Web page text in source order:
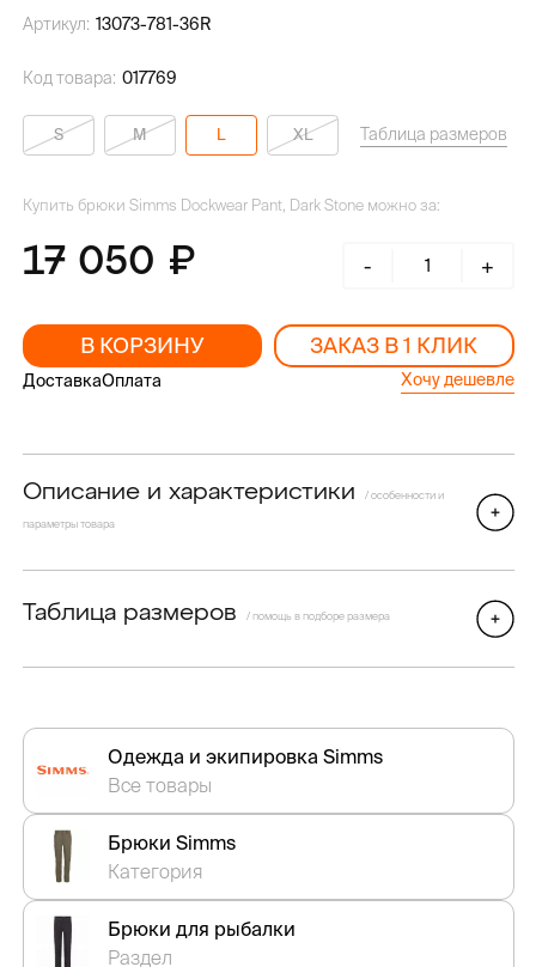
Артикул: 13073-781-36R
Код товара: 017769
S M L XL Таблица размеров
Купить брюки Simms Dockwear Pant, Dark Stone можно за:
17 050 - +
В КОРЗИНУ ЗАКАЗ В 1 КЛИК
ДоставкаОплата Хочу дешевле
Описание и характеристики / особенности и
параметры товара
Таблица размеров / помощь в подборе размера
Одежда и экипировка Simms
Все товары
Брюки Simms
Категория
Брюки для рыбалки
Раздел